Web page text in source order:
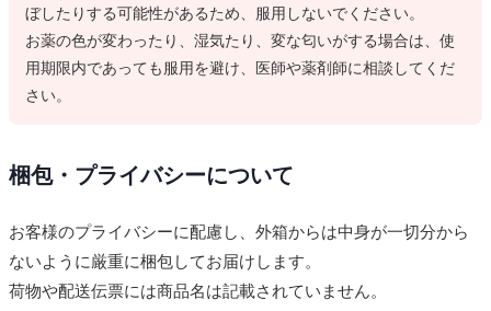
ぼしたりする可能性があるため、服用しないでください。
お薬の色が変わったり、湿気たり、変な匂いがする場合は、使
用期限内であっても服用を避け、医師や薬剤師に相談してくだ
さい。
梱包・プライバシーについて
お客様のプライバシーに配慮し、外箱からは中身が一切分から
ないように厳重に梱包してお届けします。
荷物や配送伝票には商品名は記載されていません。